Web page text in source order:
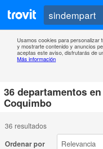
Usamos cookies para personalizar
y mostrarte contenido y anuncios
aceptas este aviso, disfrutarás de
Más información
36 departamentos
Coquimbo
36 resultados
Ordenar por